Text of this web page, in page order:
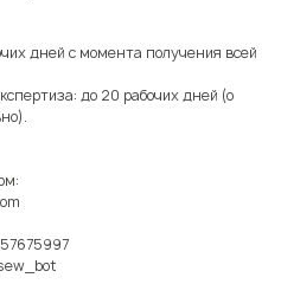
дней с момента получения всей
до 20 рабочих дней (о